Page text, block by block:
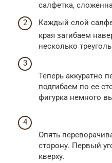
салфетка,
Каждый слой
края загибаем
несколько
Теперь аккуратно
подгибаем по ее
фигурка немного
Опять
сторону. Первый
кверху.